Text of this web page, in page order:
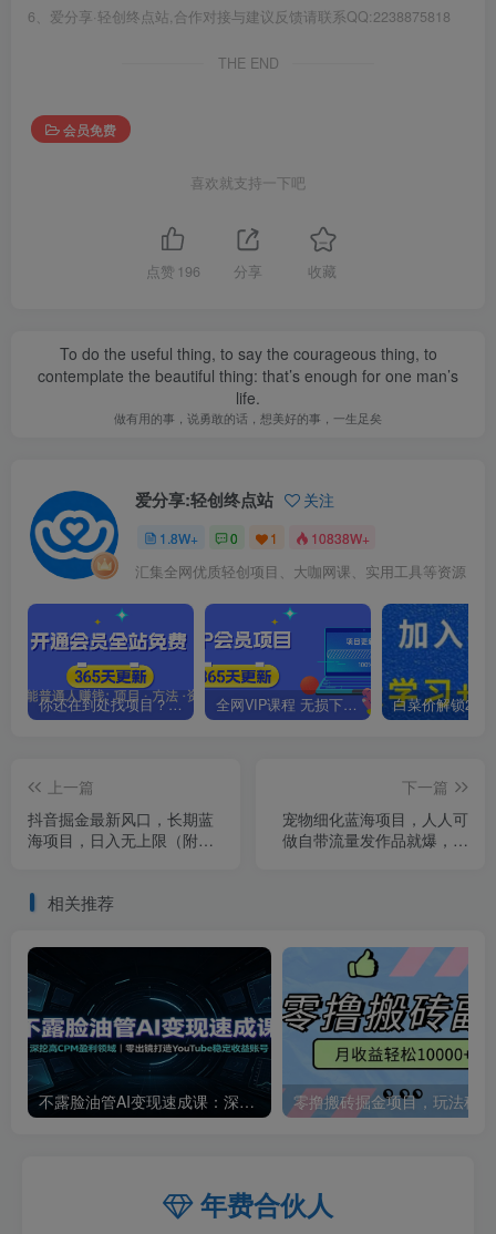
6、爱分享·轻创终点站,合作对接与建议反馈请联系QQ:2238875818
THE END
会员免费
喜欢就支持一下吧
点赞 196 分享 收藏
To do the useful thing, to say the courageous thing, to
contemplate the beautiful thing: that’s enough for one man’s
life.
做有用的事，说勇敢的话，想美好的事，一生足矣
爱分享:轻创终点站 关注
1.8W+ 0 1 10838W+
汇集全网优质轻创项目、大咖网课、实用工具等资源
你还在到处找项目？还在当韭菜？我靠卖项目一个月收入5万+，曾经我也是个失败者。 全网VIP课程 无损下载~.~
上一篇
抖音掘金最新风口，长期蓝
海项目，日入无上限（附实
下一篇
宠物细化蓝海项目，人人可
做自带流量发作品就爆，掌
相关推荐
不露脸油管AI变现速成课：深挖高CPM盈利领域，零出镜打造YouTube稳定收益账号
年费合伙人